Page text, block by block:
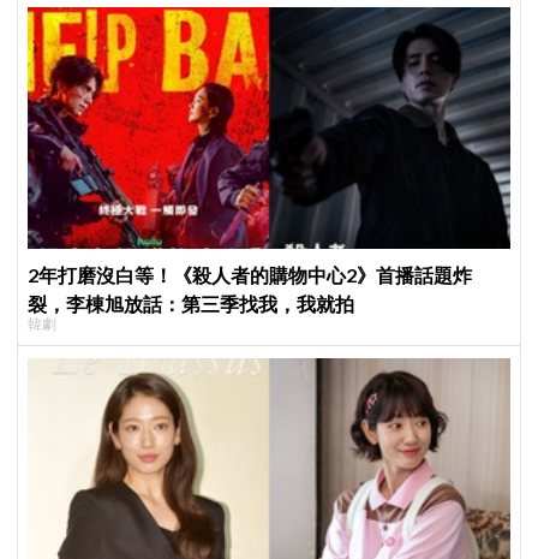
2年打磨沒白等！《殺人者的購物中心2》首播話題炸
裂，李棟旭放話：第三季找我，我就拍
韓劇